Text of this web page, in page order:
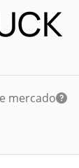
mercado